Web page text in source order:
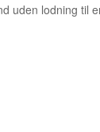
uden lodning til